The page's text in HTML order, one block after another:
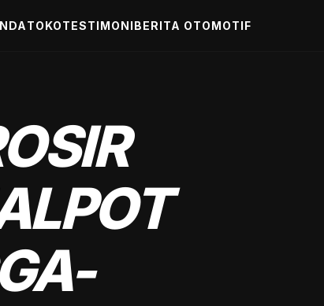
TOKOTESTIMONIBERITA OTOMOTIF